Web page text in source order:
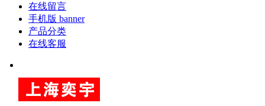
在线留言
手机版 banner
产品分类
在线客服